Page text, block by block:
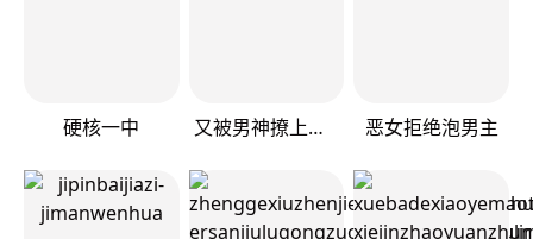
硬核一中 又被男神撩上热搜 恶女拒绝泡男主